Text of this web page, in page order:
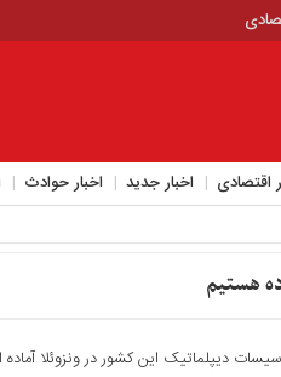
اقتصادی اخبار جدید اخبار حوادث
هستیم
دیپلماتیک این کشور در ونزوئلا